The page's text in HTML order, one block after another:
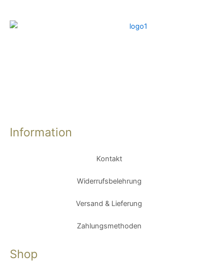
Information
Kontakt
Widerrufsbelehrung
Versand & Lieferung
Zahlungsmethoden
Shop